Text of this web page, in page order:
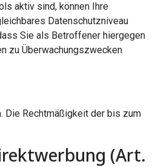
aktiv sind, können Ihre
Datenschutzniveau
Sie als Betroffener hiergegen
zu Überwachungszwecken
Die Rechtmäßigkeit der bis zum
(Art.